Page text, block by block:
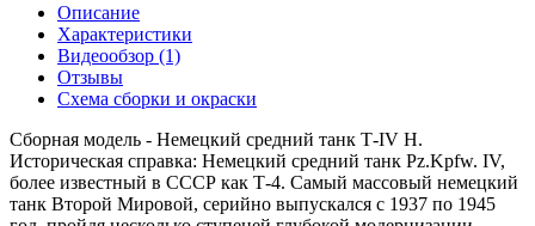
Описание
Характеристики
Видеообзор (1)
Отзывы
Схема сборки и окраски
Сборная модель - Немецкий средний танк Т-IV H.
Историческая справка: Немецкий средний танк Pz.Kpfw. IV,
более известный в СССР как Т-4. Самый массовый немецкий
танк Второй Мировой, серийно выпускался с 1937 по 1945